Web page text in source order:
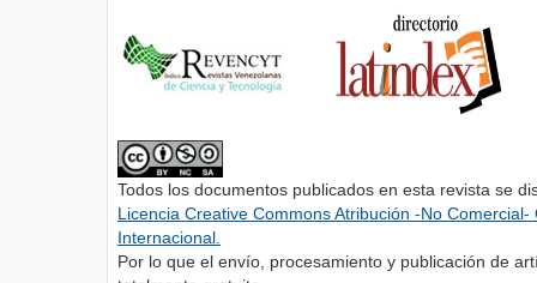
Todos los documentos publicados en esta revista se
Licencia Creative Commons Atribución -No
Internacional.
Por lo que el envío, procesamiento y publicación de